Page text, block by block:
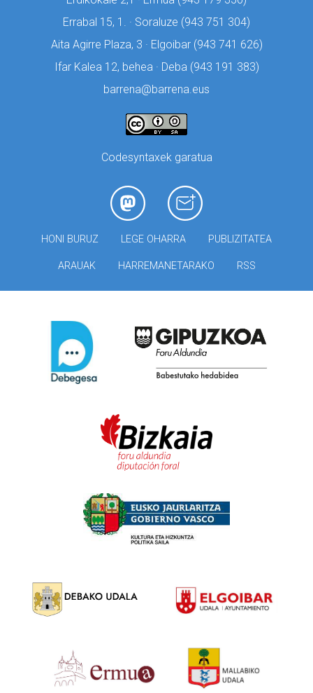
Errabal 15, 1. · Soraluze (943 751 304)
Aita Agirre Plaza, 3 · Elgoibar (943 741 626)
Ifar Kalea 12, behea · Deba (943 191 383)
barrena@barrena.eus
Codesyntaxek garatua
HONI BURUZ LEGE OHARRA PUBLIZITATEA
ARAUAK HARREMANETARAKO RSS